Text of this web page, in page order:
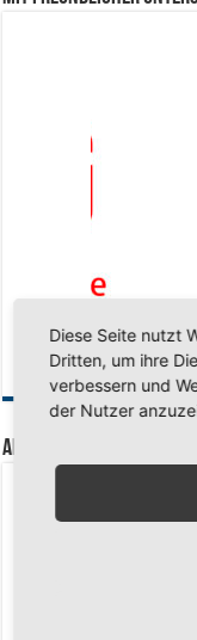
Aktuelle Beiträge
Senioren-Training in
Team LOCO Germany
Diese Seite nutzt
Dritten, um ihre
verbessern und
der Nutzer